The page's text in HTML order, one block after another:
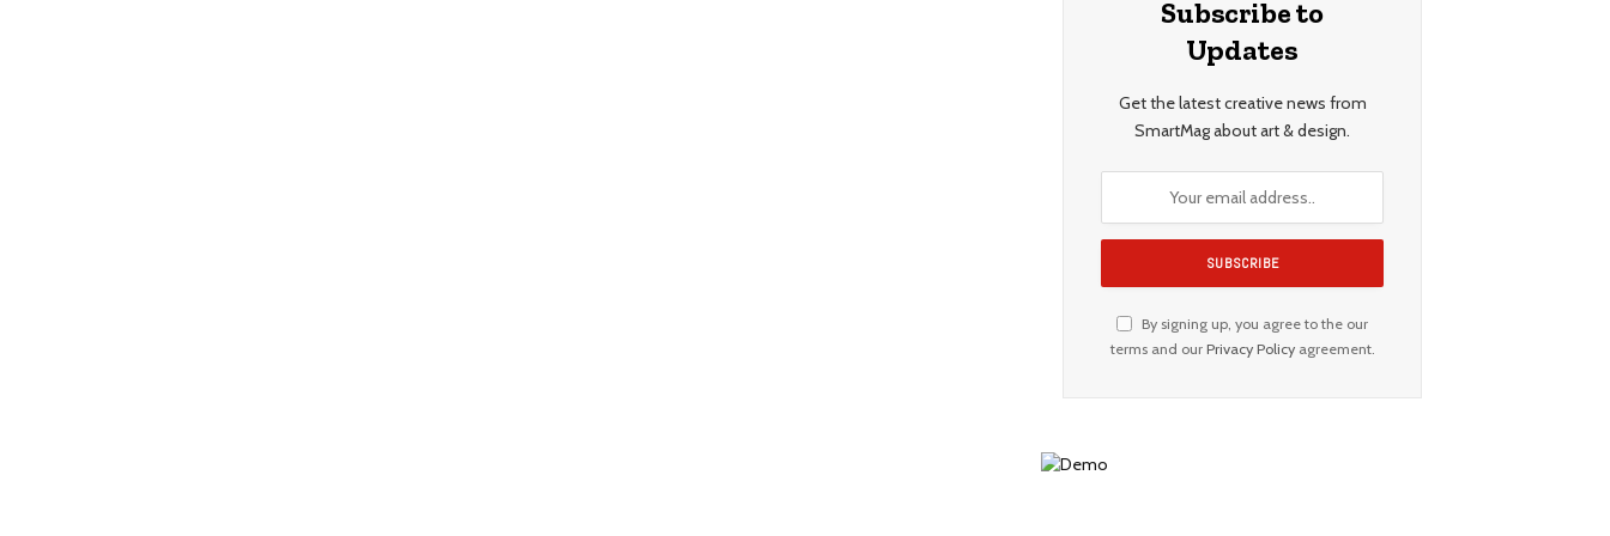
Subscribe to
Updates
Get the latest creative news from
SmartMag about art & design.
By signing up, you agree to the our
terms and our Privacy Policyagreement.